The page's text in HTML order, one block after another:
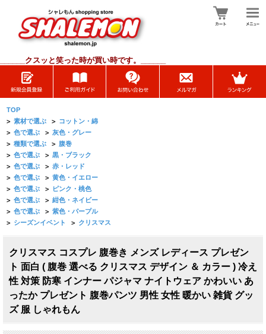
クスッと笑った時が買い時です。______
TOP
> 素材で選ぶ > コットン・綿
> 色で選ぶ > 灰色・グレー
> 種類で選ぶ > 腹巻
> 色で選ぶ > 黒・ブラック
> 色で選ぶ > 赤・レッド
> 色で選ぶ > 黄色・イエロー
> 色で選ぶ > ピンク・桃色
> 色で選ぶ > 紺色・ネイビー
> 色で選ぶ > 紫色・パープル
> シーズンイベント > クリスマス
クリスマス コスプレ 腹巻き メンズ レディース プレゼン
ト 面白 ( 腹巻 選べる クリスマス デザイン ＆ カラー ) 冷え
性 対策 防寒 インナー パジャマ ナイトウェア かわいい あ
ったか プレゼント 腹巻パンツ 男性 女性 暖かい 雑貨 グッ
ズ 服 しゃれもん